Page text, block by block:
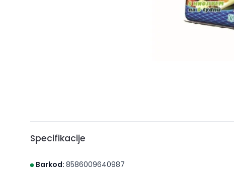
Specifikacije
Barkod: 8586009640987